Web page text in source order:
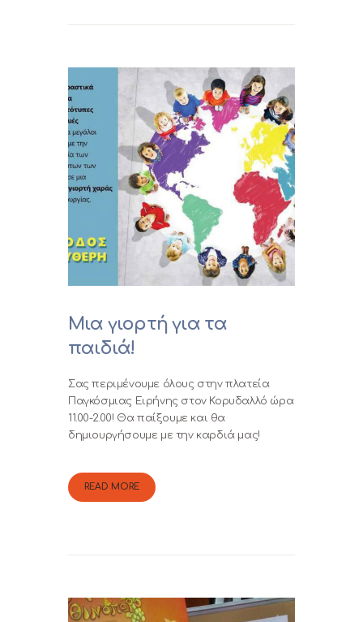
Μια γιορτή για τα
παιδιά!
Σας περιμένουμε όλους στην πλατεία
Παγκόσμιας Ειρήνης στον Κορυδαλλό ώρα
11.00-2.00! Θα παίξουμε και θα
δημιουργήσουμε με την καρδιά μας!
READ MORE